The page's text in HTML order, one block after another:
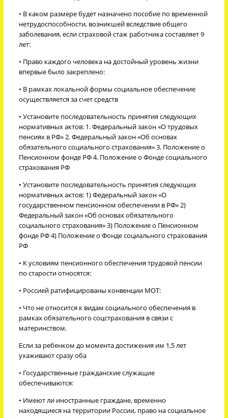
• В каком размере будет назначено пособие по временной
нетрудоспособности, возникшей вследствие общего
заболевания, если страховой стаж работника составляет 9
лет:
• Право каждого человека на достойный уровень жизни
впервые было закреплено:
• В рамках локальной формы социальное обеспечение
осуществляется за счет средств
• Установите последовательность принятия следующих
нормативных актов: 1. Федеральный закон «О трудовых
пенсиях в РФ» 2. Федеральный закон «Об основах
обязательного социального страхования» 3. Положение о
Пенсионном фонде РФ 4. Положение о Фонде социального
страхования РФ
• Установите последовательность принятия следующих
нормативных актов: 1) Федеральный закон «О
государственном пенсионном обеспечении в РФ» 2)
Федеральный закон «Об основах обязательного
социального страхования» 3) Положение о Пенсионном
фонде РФ 4) Положение о Фонде социального страхования
РФ
• К условиям пенсионного обеспечения трудовой пенсии
по старости относятся:
• Россией ратифицированы конвенции МОТ:
• Что не относится к видам социального обеспечения в
рамках обязательного соцстрахования в связи с
материнством.
Если за ребенком до момента достижения им 1,5 лет
ухаживают сразу оба
• Государственные гражданские служащие
обеспечиваются:
• Имеют ли иностранные граждане, временно
находящиеся на территории России, право на социальное